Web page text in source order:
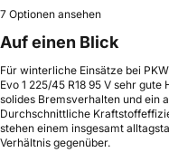
7 Optionen ansehen
Auf einen Blick
Für winterliche Einsätze bei
Evo 1 225/45 R18 95 V sehr
solides Bremsverhalten und ein
Durchschnittliche
stehen einem insgesamt
Verhältnis gegenüber.